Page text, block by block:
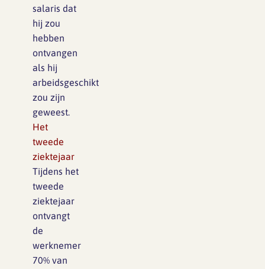
salaris dat
hij zou
hebben
ontvangen
als hij
arbeidsgeschikt
zou zijn
geweest.
Het
tweede
ziektejaar
Tijdens het
tweede
ziektejaar
ontvangt
de
werknemer
70% van